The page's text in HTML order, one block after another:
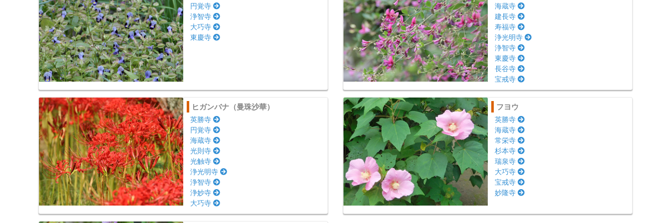
円覚寺
浄智寺
大巧寺
東慶寺
海蔵寺
建長寺
寿福寺
浄光明寺
浄智寺
東慶寺
長谷寺
宝戒寺
ヒガンバナ（曼珠沙華）
英勝寺
円覚寺
海蔵寺
光則寺
光触寺
浄光明寺
浄智寺
浄妙寺
大巧寺
フヨウ
英勝寺
海蔵寺
常栄寺
杉本寺
瑞泉寺
大巧寺
宝戒寺
妙隆寺